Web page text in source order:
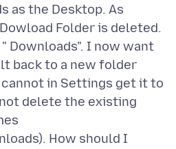
as the Desktop. As
Folder is deleted.
Downloads". I now want
back to a new folder
in Settings get it to
delete the existing
How should I